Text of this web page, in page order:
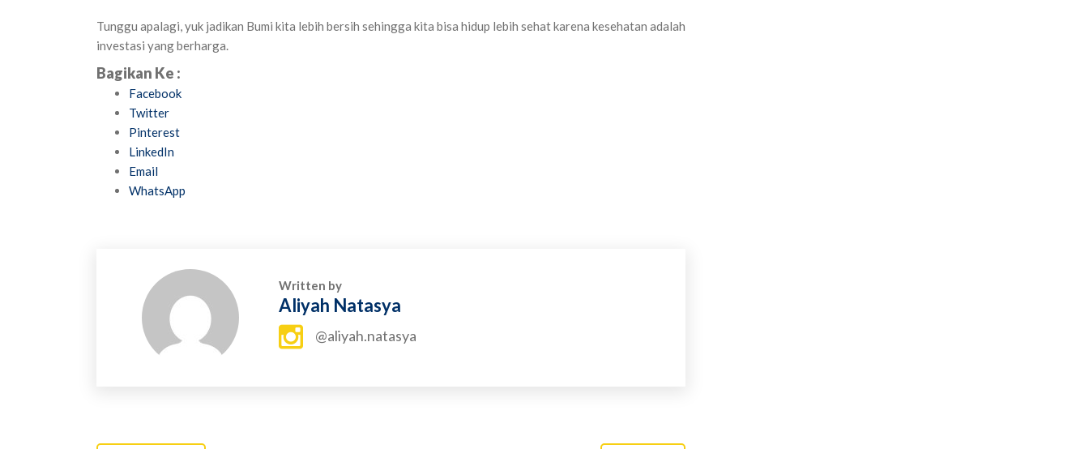
Tunggu apalagi, yuk jadikan Bumi kita lebih bersih sehingga kita bisa hidup lebih sehat karena kesehatan adalah
investasi yang berharga.
Bagikan Ke :
Facebook
Twitter
Pinterest
LinkedIn
Email
WhatsApp
Written by
Aliyah Natasya
@aliyah.natasya